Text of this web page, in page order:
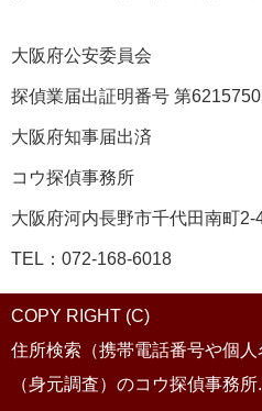
大阪府公安委員会
探偵業届出証明番号 第
大阪府知事届出済
コウ探偵事務所
大阪府河内長野市千代田南町2-
TEL：072-168-6018
COPY RIGHT (C)
住所検索（携帯電話番号や個
（身元調査）のコウ探偵事務所.